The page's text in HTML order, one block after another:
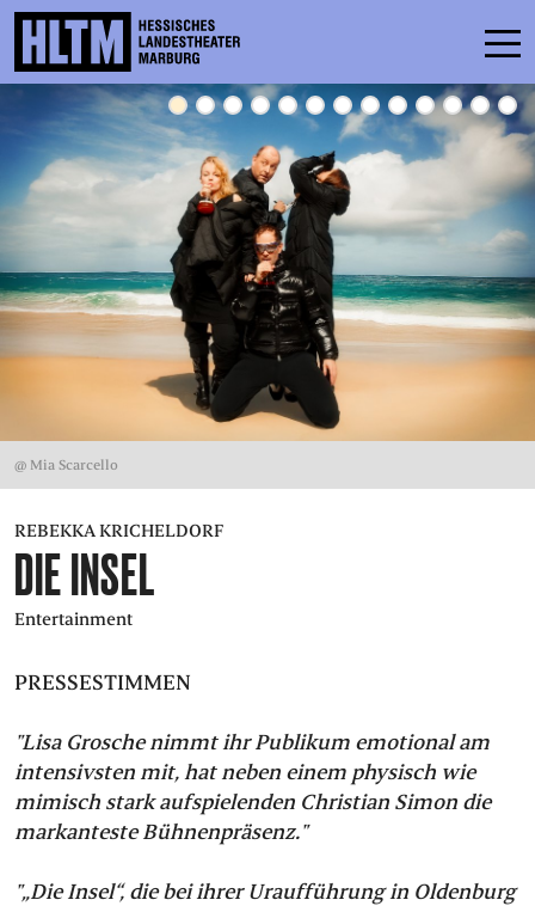
SCHEDULE
ENSEMBLE
PARTICIPATE
TICKETS
SERVICE
CONTACT
THEATRE & SCHOOL
PODCAST
PRESS
DEUTSCH
EINFACHE
SPRACHE
@ Mia Scarcello
REBEKKA KRICHELDORF
DIE INSEL
Entertainment
PRESSESTIMMEN
"Lisa Grosche nimmt ihr Publikum emotional am
intensivsten mit, hat neben einem physisch wie
mimisch stark aufspielenden Christian Simon die
markanteste Bühnenpräsenz."
"„Die Insel“, die bei ihrer Uraufführung in Oldenburg